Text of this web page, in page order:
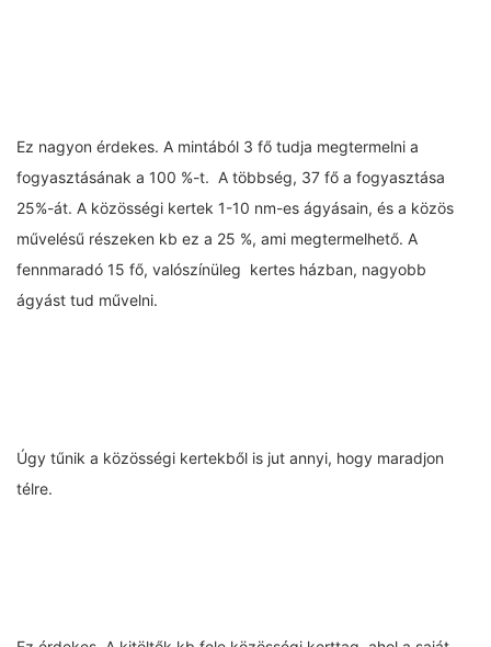
Ez nagyon érdekes. A mintából 3 fő tudja megtermelni a
fogyasztásának a 100 %-t. A többség, 37 fő a fogyasztása
25%-át. A közösségi kertek 1-10 nm-es ágyásain, és a közös
művelésű részeken kb ez a 25 %, ami megtermelhető. A
fennmaradó 15 fő, valószínüleg kertes házban, nagyobb
ágyást tud művelni.
Úgy tűnik a közösségi kertekből is jut annyi, hogy maradjon
télre.